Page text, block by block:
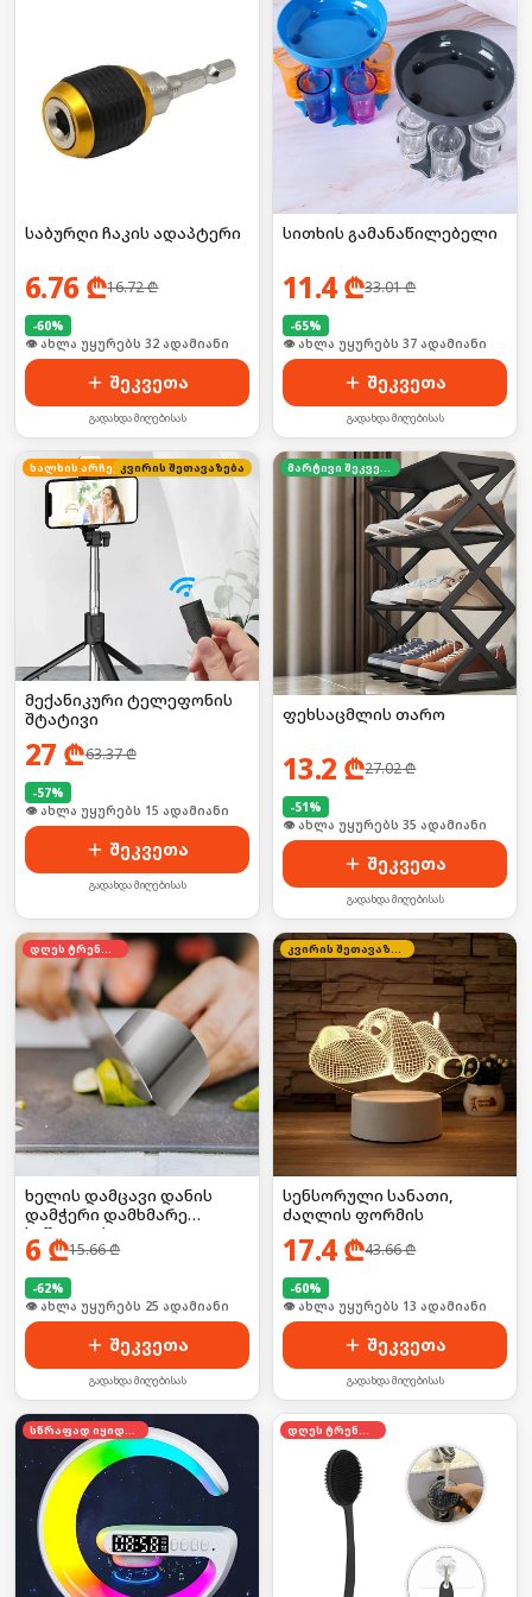
საბურღი ჩაკის ადაპტერი
6.76 ₾16.72₾
-60%
🛒 ბოლო 24სთ-ში იყიდა 48-მა
შეკვეთა
გადახდა მიღებისას
სითხის გამანაწილებელი
11.4₾33.01₾
-65%
🛒 ბოლო 24სთ-ში იყიდა 8-მა
შეკვეთა
გადახდა მიღებისას
ხალხის არჩევანი
კვირის შეთავაზება
მექანიკური ტელეფონის
შტატივი
27 ₾63.37₾
-57%
🛒 ბოლო 24სთ-ში იყიდა 19-მა
შეკვეთა
გადახდა მიღებისას
მარტივი შეკვეთა
ფეხსაცმლის თარო
13.2 ₾27.02₾
-51%
🛒 ბოლო 24სთ-ში იყიდა 52-მა
შეკვეთა
გადახდა მიღებისას
დღეს ტრენდში
ხელის დამცავი დანის
დამჭერი დამხმარე
საშუალება
6 ₾15.66₾
-62%
🛒 ბოლო 24სთ-ში იყიდა 39-მა
შეკვეთა
გადახდა მიღებისას
კვირის შეთავაზება
სენსორული სანათი,
ძაღლის ფორმის
17.4₾43.66₾
-60%
🛒 ბოლო 24სთ-ში იყიდა 16-მა
შეკვეთა
გადახდა მიღებისას
სწრაფად იყიდება დღეს ტრენდში